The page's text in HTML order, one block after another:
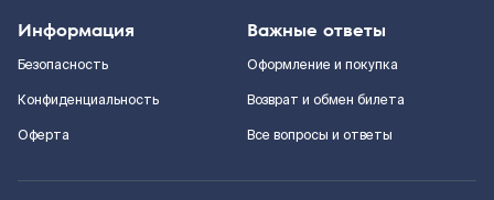
Информация
Безопасность
Конфиденциальность
Оферта
Важные ответы
Оформление и покупка
Возврат и обмен билета
Все вопросы и ответы